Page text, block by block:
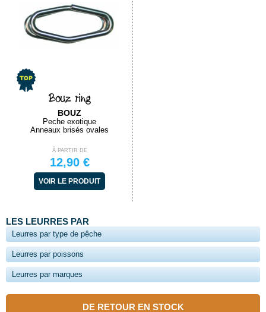
Bouz ring
BOUZ
Peche exotique
Anneaux brisés ovales
À PARTIR DE
12,90 €
VOIR LE PRODUIT
LES LEURRES PAR
Leurres par type de pêche
Leurres par poissons
Leurres par marques
DE RETOUR EN STOCK